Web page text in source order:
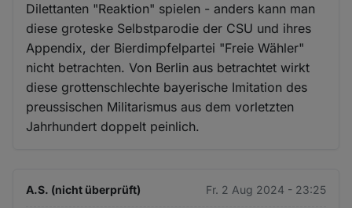
Dilettanten "Reaktion" spielen - anders kann man
diese groteske Selbstparodie der CSU und ihres
Appendix, der Bierdimpfelpartei "Freie Wähler"
nicht betrachten. Von Berlin aus betrachtet wirkt
diese grottenschlechte bayerische Imitation des
preussischen Militarismus aus dem vorletzten
Jahrhundert doppelt peinlich.
A.S. (nicht überprüft) Fr. 2 Aug 2024 - 23:25